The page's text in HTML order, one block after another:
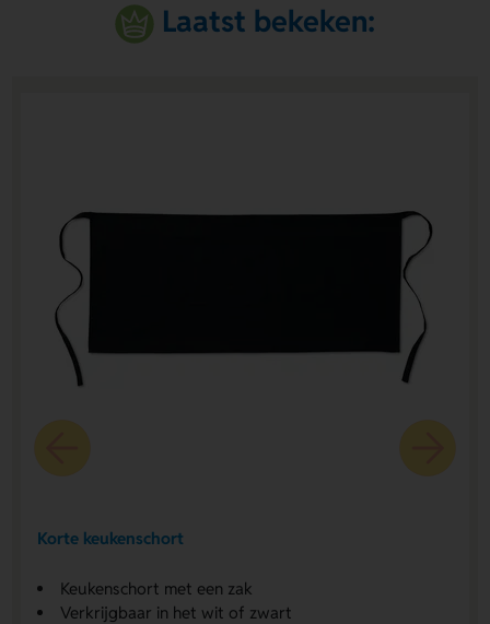
Laatst bekeken:
Korte keukenschort
Keukenschort met een zak
Verkrijgbaar in het wit of zwart